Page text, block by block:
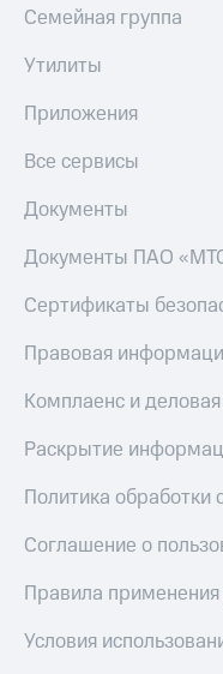
Семейная группа
Утилиты
Приложения
Все сервисы
Документы
Документы ПАО
Сертификаты
Правовая
Комплаенс и деловая
Раскрытие
Политика обработки
Соглашение о
Правила
Условия